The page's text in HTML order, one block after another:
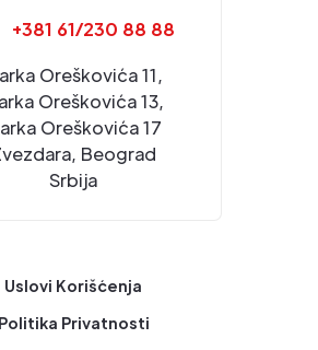
+381 61/230 88 88
Oreškovića 11,
Oreškovića 13,
Oreškovića 17
Beograd
Srbija
Uslovi Korišćenja
Politika Privatnosti